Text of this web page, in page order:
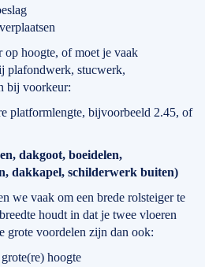
op hoogte, of moet je vaak
plafondwerk, stucwerk,
bij voorkeur:
platformlengte, bijvoorbeeld 2.45, of
dakgoot, boeidelen,
dakkapel, schilderwerk buiten)
we vaak om een brede rolsteiger te
houdt in dat je twee vloeren
grote voordelen zijn dan ook:
hoogte